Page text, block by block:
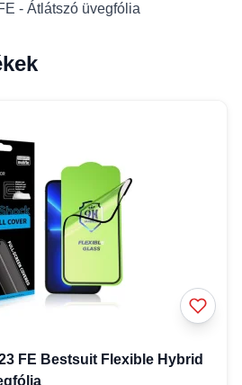
- Átlátszó üvegfólia
FE Bestsuit Flexible Hybrid